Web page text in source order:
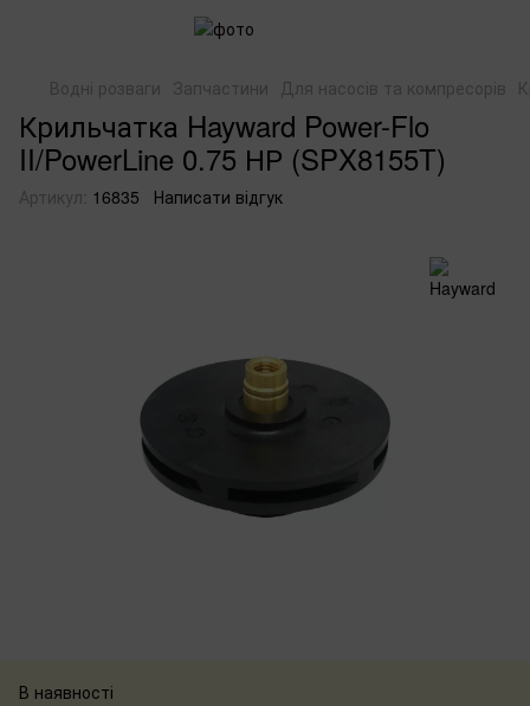
Водні розваги Запчастини Для насосів та компресорів
Крильчатка Hayward Power-Flo
II/PowerLine 0.75 НР (SPX8155T)
Артикул: 16835 Написати відгук
В наявності